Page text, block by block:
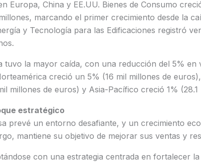
Europa, China y EE.UU. Bienes de Consumo
marcando el primer crecimiento desde la
y Tecnología para las Edificaciones registró
tuvo la mayor caída, con una reducción del 5% en
creció un 5% (16 mil millones de
millones de euros) y Asia-Pacífico creció 1%
estratégico
prevé un entorno desafiante, y un crecimiento
mantiene su objetivo de mejorar sus ventas y
con una estrategia centrada en fortalecer